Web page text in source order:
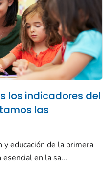
los indicadores del
las
y educación de la primera
en la sa...